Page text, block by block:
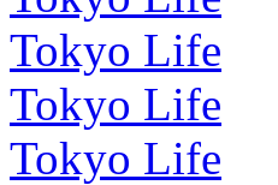
Tokyo Life
Tokyo Life
Tokyo Life